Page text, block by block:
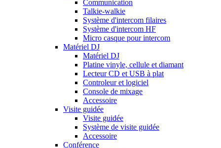
Communication
Talkie-walkie
Système d'intercom filaires
Système d'intercom HF
Micro casque pour intercom
Matériel DJ
Matériel DJ
Platine vinyle, cellule et diamant
Lecteur CD et USB à plat
Controleur et logiciel
Console de mixage
Accessoire
Visite guidée
Visite guidée
Système de visite guidée
Accessoire
Conférence